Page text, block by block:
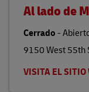
Al lado de
Cerrado-
9150 West 55th
VISITA EL